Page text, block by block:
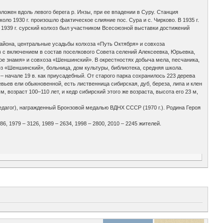
вдоль левого берега р. Инзы, при ее впадении в Суру. Станция
1930 г. произошло фактическое слияние пос. Сура и с. Чирково. В 1935 г.
г. сурский колхоз был участником Всесоюзной выставки достижений
центральные усадьбы колхоза «Путь Октября» и совхоза
включением в состав поселкового Совета селений Алексеевка, Юрьевка,
знамя» и совхоза «Шеншинский». В окрестностях добыча мела, песчаника,
больница, дом культуры, библиотека, средняя школа.
19 в. как приусадебный. От старого парка сохранилось 223 дерева
ели обыкновенной, есть лиственница сибирская, дуб, береза, липа и клен
100–110 лет, и кедр сибирский этого же возраста, высота его 23 м,
награжденный Бронзовой медалью ВДНХ СССР (1970 г.). Родина Героя
1979 – 3126, 1989 – 2634, 1998 – 2800, 2010 – 2245 жителей.